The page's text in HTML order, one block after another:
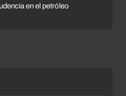
en el petróleo